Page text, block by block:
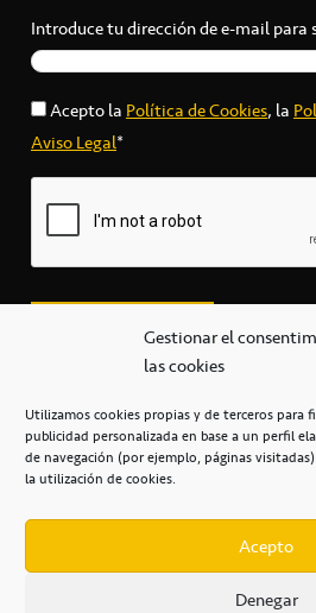
Gestionar el
las cookies
Utilizamos cookies propias y de terceros para
publicidad personalizada en base a un perfil
de navegación (por ejemplo, páginas
la utilización de cookies.
Acepto
Denegar
Introduce tu dirección de e-mail para
Acepto laPolítica de Cookies, la
Aviso Legal*
+34 922 253 684
Casa del Deporte / 38108